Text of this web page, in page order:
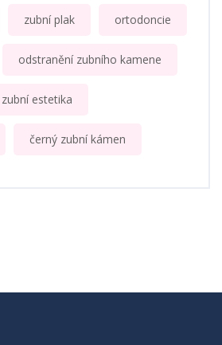
zubní plak ortodoncie
odstranění zubního kamene
zubní estetika
černý zubní kámen